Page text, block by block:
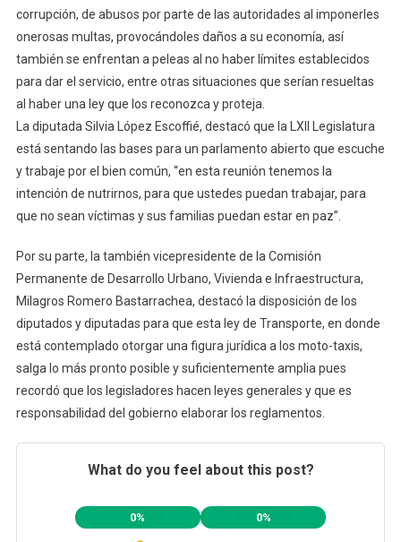
corrupción, de abusos por parte de las autoridades al imponerles
onerosas multas, provocándoles daños a su economía, así
también se enfrentan a peleas al no haber límites establecidos
para dar el servicio, entre otras situaciones que serían resueltas
al haber una ley que los reconozca y proteja.
La diputada Silvia López Escoffié, destacó que la LXII Legislatura
está sentando las bases para un parlamento abierto que escuche
y trabaje por el bien común, “en esta reunión tenemos la
intención de nutrirnos, para que ustedes puedan trabajar, para
que no sean víctimas y sus familias puedan estar en paz”.
Por su parte, la también vicepresidente de la Comisión
Permanente de Desarrollo Urbano, Vivienda e Infraestructura,
Milagros Romero Bastarrachea, destacó la disposición de los
diputados y diputadas para que esta ley de Transporte, en donde
está contemplado otorgar una figura jurídica a los moto-taxis,
salga lo más pronto posible y suficientemente amplia pues
recordó que los legisladores hacen leyes generales y que es
responsabilidad del gobierno elaborar los reglamentos.
What do you feel about this post?
0% 0%